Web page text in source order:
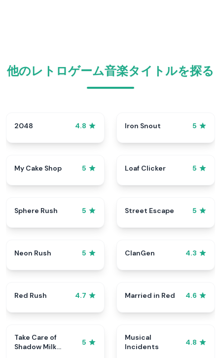
他のレトロゲーム音楽タイトルを探る
2048 4.8 Iron Snout 5
My Cake Shop 5 Loaf Clicker 5
Sphere Rush 5 Street Escape 5
Neon Rush 5 ClanGen 4.3
Red Rush 4.7 Married in Red 4.6
Take Care of
Shadow Milk
5
Musical
Incidents
4.8